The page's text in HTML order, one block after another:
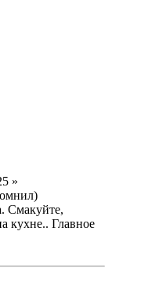
»
Смакуйте,
кухне.. Главное